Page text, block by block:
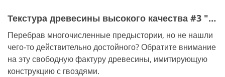
Текстура древесины высокого качества #3 "Dark Beige"
Перебрав многочисленные предыстории, но не нашли
чего-то действительно достойного? Обратите внимание
на эту свободную фактуру древесины, имитирующую
конструкцию с гвоздями.